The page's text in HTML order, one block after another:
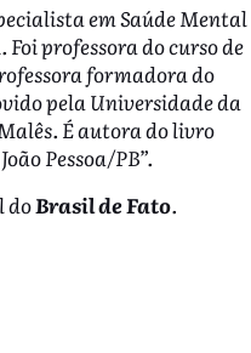
em Saúde Mental
professora do curso de
formadora do
pela Universidade da
É autora do livro
Pessoa/PB”.
doBrasil de Fato.